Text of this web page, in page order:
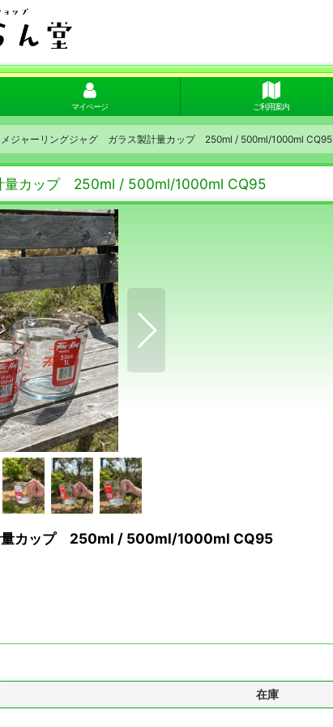
マイページ ご利用案内
ジャーリングジャグ ガラス製計量カップ 250ml / 500ml/1000ml CQ95
量カップ 250ml / 500ml/1000ml CQ95
量カップ 250ml / 500ml/1000ml CQ95
在庫